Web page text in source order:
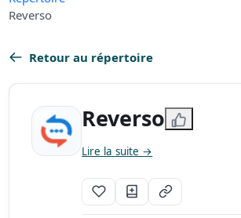
Reverso
Retour au répertoire
Reverso
Lire la suite →